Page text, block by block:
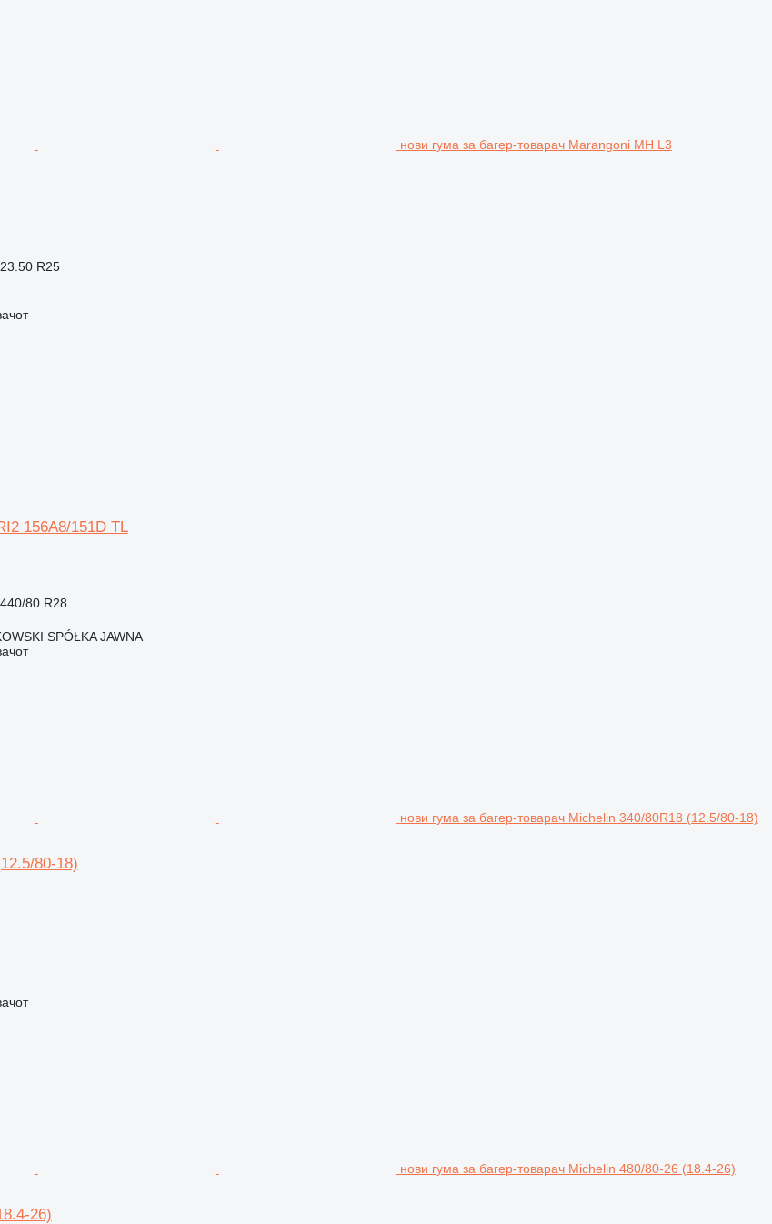
нови гума за багер-товарач Marangoni MH L3
23.50 R25
156A8/151D TL
440/80 R28
SPÓŁKA JAWNA
нови гума за багер-товарач Michelin 340/80R18 (12.5/80-18)
80-18)
нови гума за багер-товарач Michelin 480/80-26 (18.4-26)
26)